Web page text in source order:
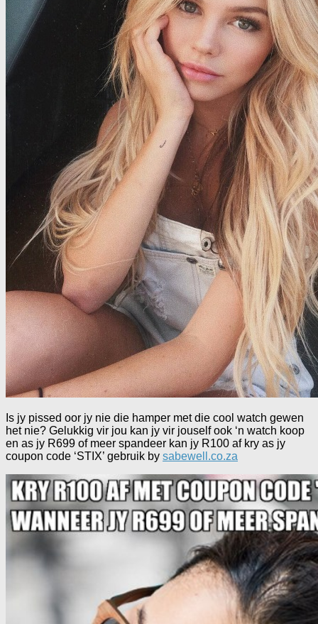
Is jy pissed oor jy nie die hamper met die cool watch gewen
het nie? Gelukkig vir jou kan jy vir jouself ook ‘n watch koop
en as jy R699 of meer spandeer kan jy R100 af kry as jy
coupon code ‘STIX’ gebruik by sabewell.co.za